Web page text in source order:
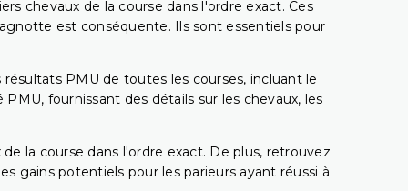
chevaux de la course dans l'ordre exact. Ces
est conséquente. Ils sont essentiels pour
PMU de toutes les courses, incluant le
fournissant des détails sur les chevaux, les
la course dans l'ordre exact. De plus, retrouvez
gains potentiels pour les parieurs ayant réussi à